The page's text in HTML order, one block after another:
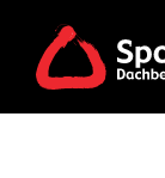
content